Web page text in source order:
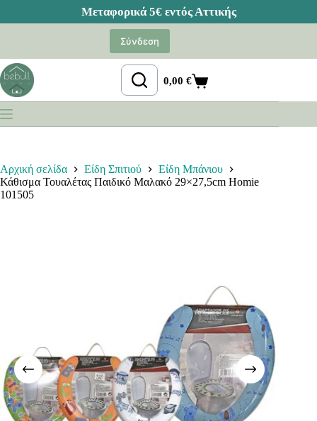
Σύνδεση
Καλάθι
Αγορών
0,00€
Αρχική σελίδα Είδη Σπιτιού
Είδη Μπάνιου
Κάθισμα Τουαλέτας Παιδικό Μαλακό 29×27,5cm Homie
101505